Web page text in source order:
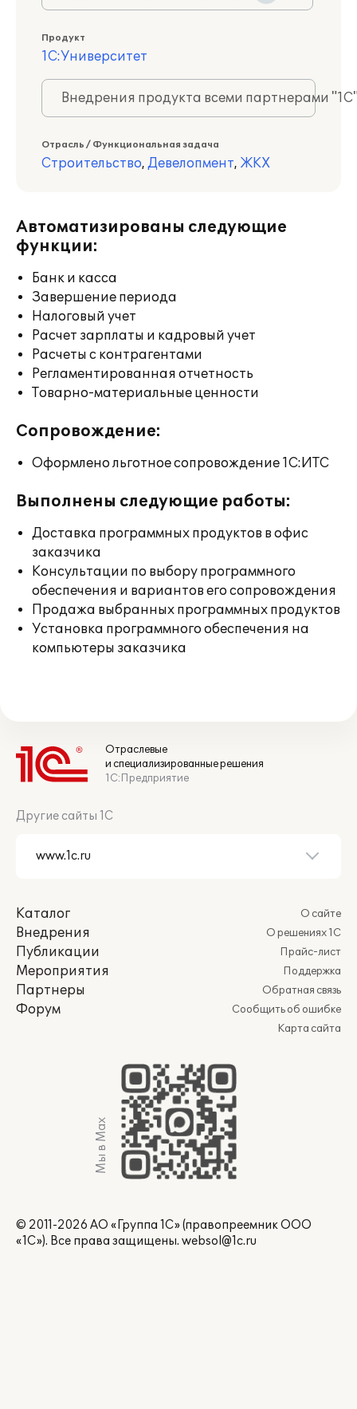
Продукт
1С:Университет
Внедрения продукта всеми партнерами
Отрасль / Функциональная задача
Строительство, Девелопмент, ЖКХ
Автоматизированы следующие
функции:
Банк и касса
Завершение периода
Налоговый учет
Расчет зарплаты и кадровый учет
Расчеты с контрагентами
Регламентированная отчетность
Товарно-материальные ценности
Сопровождение:
Оформлено льготное сопровождение 1С:ИТС
Выполнены следующие работы:
Доставка программных продуктов в офис
заказчика
Консультации по выбору программного
обеспечения и вариантов его сопровождения
Продажа выбранных программных продуктов
Установка программного обеспечения на
компьютеры заказчика
Отраслевые
и специализированные решения
1С:Предприятие
Другие сайты 1С
Каталог
Внедрения
Публикации
Мероприятия
Партнеры
Форум
О сайте
О решениях 1С
Прайс-лист
Поддержка
Обратная связь
Сообщить об ошибке
Карта сайта
Мы в Max
© 2011-2026 АО «Группа 1С» (правопреемник ООО
«1С»). Все права защищены. websol@1c.ru